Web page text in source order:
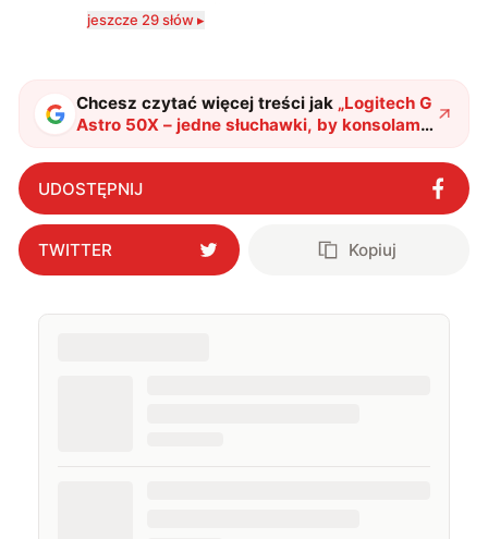
serio? Pisaniem o szeroko pojętej technice o zajmuję
i gram w gry :)
jeszcze 29 słów ▸
Chcesz czytać więcej treści jak „Logitech G
Astro 50X – jedne słuchawki, by konsolami
rządzić"?
UDOSTĘPNIJ
TWITTER Kopiuj